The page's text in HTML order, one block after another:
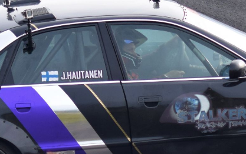
Skip to navigation